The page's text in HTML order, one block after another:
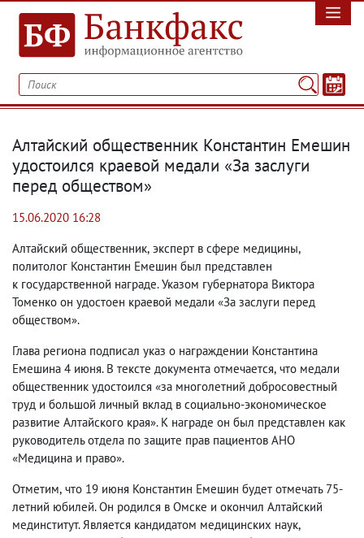
Алтайский общественник Константин Емешин
удостоился краевой медали «За заслуги
перед обществом»
15.06.2020 16:28
Алтайский общественник, эксперт в сфере медицины,
политолог Константин Емешин был представлен
к государственной награде. Указом губернатора Виктора
Томенко он удостоен краевой медали «За заслуги перед
обществом».
Глава региона подписал указ о награждении Константина
Емешина 4 июня. В тексте документа отмечается, что медали
общественник удостоился «за многолетний добросовестный
труд и большой личный вклад в социально-экономическое
развитие Алтайского края». К награде он был представлен как
руководитель отдела по защите прав пациентов АНО
«Медицина и право».
Отметим, что 19 июня Константин Емешин будет отмечать 75-
летний юбилей. Он родился в Омске и окончил Алтайский
мединститут. Является кандидатом медицинских наук,